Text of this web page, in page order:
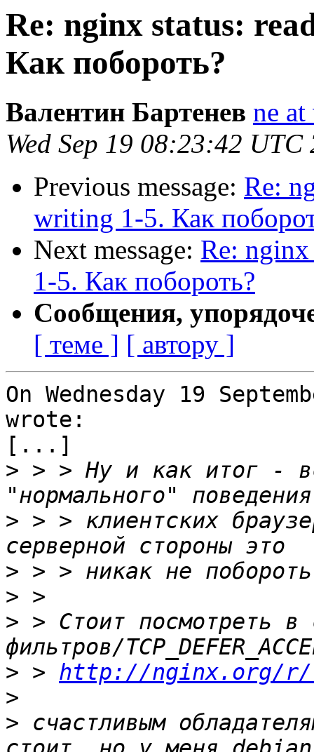
Re: nginx status:
Как побороть?
Валентин Бартенев ne
Wed Sep 19 08:23:42 UTC
Previous message: Re:
writing 1-5. Как
Next message: Re:
1-5. Как побороть?
Сообщения,
[ теме ] [ автору ]
On Wednesday 19
wrote:
[...]
> > > Ну и как итог -
> > > клиентских
>
>
> > Стоит посмотреть
> > http://nginx.org/
>
> счастливым